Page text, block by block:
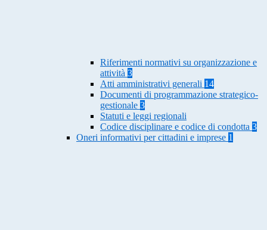
Riferimenti normativi su organizzazione e
attività 3
Atti amministrativi generali 14
Documenti di programmazione strategico-
gestionale 3
Statuti e leggi regionali
Codice disciplinare e codice di condotta 3
Oneri informativi per cittadini e imprese 1